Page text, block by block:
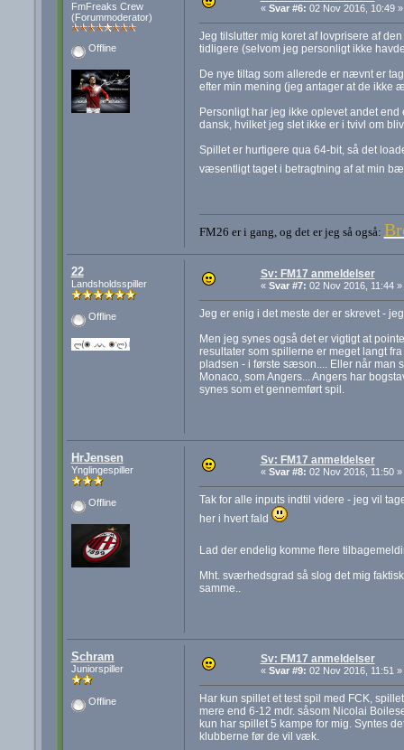
FmFreaks Crew
(Forummoderator)
Offline
« Svar #6: 02 Nov 2016, 10:49 »
Jeg tilslutter mig koret af lovprisere af
tidligere (selvom jeg personligt ikke
De nye tiltag som allerede er nævnt er
efter min mening (jeg antager at de ikke
Personligt har jeg ikke oplevet andet
dansk, hvilket jeg slet ikke er i tvivl om
Spillet er hurtigere qua 64-bit, så det
væsentligt taget i betragtning af at min
FM26 er i gang, og det er jeg så også:
22
Landsholdsspiller
Offline
Sv: FM17 anmeldelser
« Svar #7: 02 Nov 2016, 11:44 »
Jeg er enig i det meste der er skrevet -
Men jeg synes også det er vigtigt at
resultater som spillerne er meget langt
pladsen - i første sæson.... Eller når man
Monaco, som Angers... Angers har
synes som et gennemført spil.
HrJensen
Ynglingespiller
Offline
Sv: FM17 anmeldelser
« Svar #8: 02 Nov 2016, 11:50 »
Tak for alle inputs indtil videre - jeg vil
her i hvert fald
Lad der endelig komme flere
Mht. sværhedsgrad så slog det mig
samme..
Schram
Juniorspiller
Offline
Sv: FM17 anmeldelser
« Svar #9: 02 Nov 2016, 11:51 »
Har kun spillet et test spil med FCK,
mere end 6-12 mdr. såsom Nicolai
kun har spillet 5 kampe for mig. Syntes
klubberne før de vil væk.